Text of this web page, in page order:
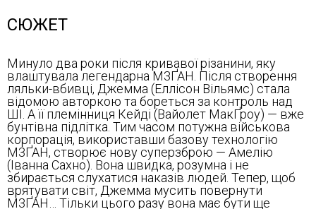
СЮЖЕТ
Минуло два роки після кривавої різанини, яку
влаштувала легендарна М3ҐАН. Після створення
ляльки-вбивці, Джемма (Еллісон Вільямс) стала
відомою авторкою та бореться за контроль над
ШІ. А її племінниця Кейді (Вайолет МакҐроу) — вже
бунтівна підлітка. Тим часом потужна військова
корпорація, використавши базову технологію
М3ҐАН, створює нову суперзброю — Амелію
(Іванна Сахно). Вона швидка, розумна і не
збирається слухатися наказів людей. Тепер, щоб
врятувати світ, Джемма мусить повернути
М3ҐАН… Тільки цього разу вона має бути ще